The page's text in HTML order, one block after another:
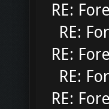
RE:
RE:
RE:
RE:
RE: